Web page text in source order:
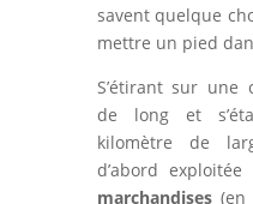
savent quelque
mettre un pied
S’étirant sur une
de long et
kilomètre de
d’abord
marchandises(en